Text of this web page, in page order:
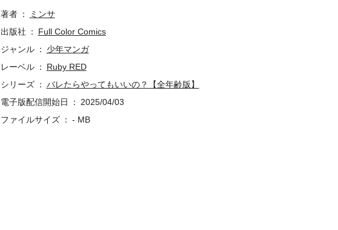
著者
ミンサ
出版社
Full Color Comics
ジャンル
少年マンガ
レーベル
Ruby RED
シリーズ
バレたらやってもいいの？【全年齢版】
電子版配信開始日
2025/04/03
ファイルサイズ
- MB